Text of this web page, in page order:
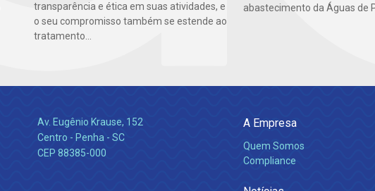
transparência e ética em suas atividades, e
o seu compromisso também se estende ao
tratamento...
abastecimento da Águas de
Av. Eugênio Krause, 152
Centro - Penha - SC
CEP 88385-000
A Empresa
Quem Somos
Compliance